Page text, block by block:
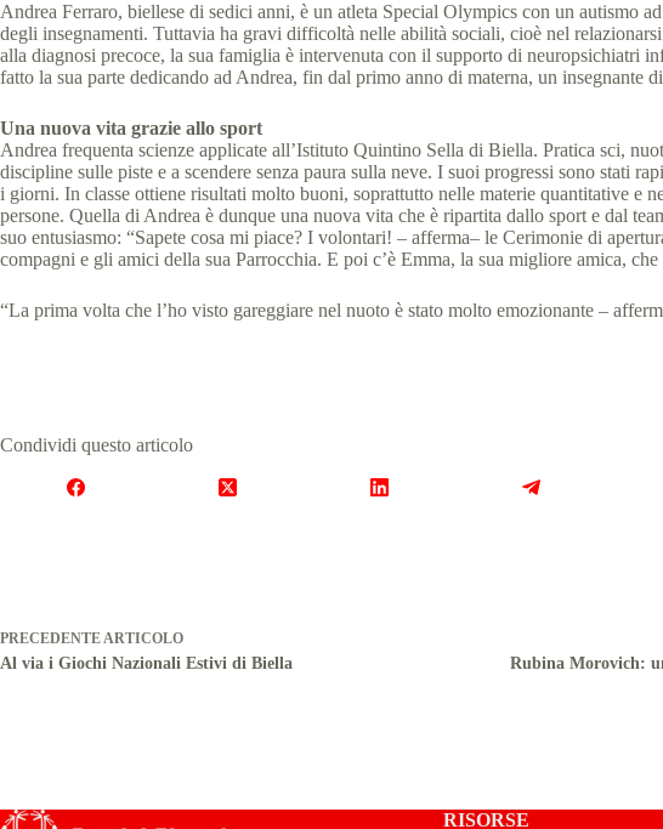
Andrea Ferraro, biellese di sedici anni, è un atleta Special Olympics con un autismo
degli insegnamenti. Tuttavia ha gravi difficoltà nelle abilità sociali, cioè nel
alla diagnosi precoce, la sua famiglia è intervenuta con il supporto di neuropsichiatri
fatto la sua parte dedicando ad Andrea, fin dal primo anno di materna, un insegnante
Una nuova vita grazie allo sport
Andrea frequenta scienze applicate all’Istituto Quintino Sella di Biella. Pratica sci,
discipline sulle piste e a scendere senza paura sulla neve. I suoi progressi sono stati
i giorni. In classe ottiene risultati molto buoni, soprattutto nelle materie quantitative e
persone. Quella di Andrea è dunque una nuova vita che è ripartita dallo sport e dal
suo entusiasmo: “Sapete cosa mi piace? I volontari! – afferma– le Cerimonie di
compagni e gli amici della sua Parrocchia. E poi c’è Emma, la sua migliore amica,
“La prima volta che l’ho visto gareggiare nel nuoto è stato molto emozionante –
Condividi questo articolo
PRECEDENTEARTICOLO
Al via i Giochi Nazionali Estivi di Biella Rubina Morovich:
RISORSE